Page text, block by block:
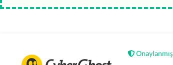
Onaylanmış